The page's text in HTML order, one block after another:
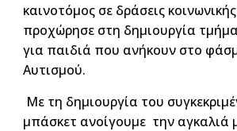
καινοτόμος σε δράσεις
προχώρησε στη δημιουργία
για παιδιά που ανήκουν στο
Αυτισμού.
Με τη δημιουργία του
μπάσκετ ανοίγουμε την αγκαλιά